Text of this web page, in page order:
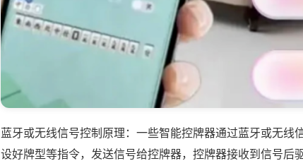
蓝牙或无线信号控制原理：一些智能控牌器通过蓝牙或无线
设好牌型等指令，发送信号给控牌器，控牌器接收到信号后